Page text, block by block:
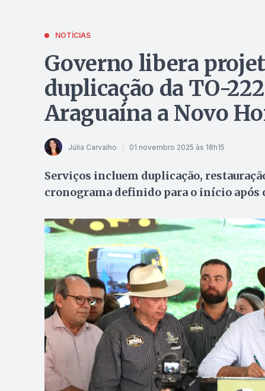
NOTÍCIAS
Governo libera
duplicação da TO-
Araguaína a Novo
Júlia Carvalho 01 novembro 2025 às 18h15
Serviços incluem duplicação,
cronograma definido para o início após